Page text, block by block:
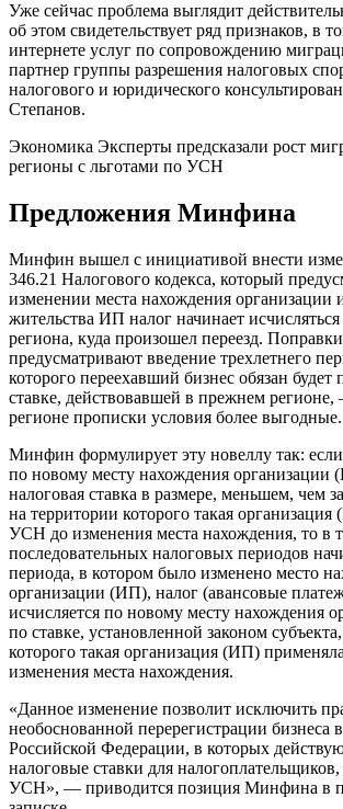
Уже сейчас проблема выглядит
об этом свидетельствует ряд признаков, в
интернете услуг по сопровождению
партнер группы разрешения налоговых
налогового и юридического
Степанов.
Экономика Эксперты предсказали рост
регионы с льготами по УСН
Предложения Минфина
Минфин вышел с инициативой внести
346.21 Налогового кодекса, который
изменении места нахождения организации
жительства ИП налог начинает
региона, куда произошел переезд.
предусматривают введение трехлетнего
которого переехавший бизнес обязан будет
ставке, действовавшей в прежнем
регионе прописки условия более выгодные.
Минфин формулирует эту новеллу так: если
по новому месту нахождения организации
налоговая ставка в размере, меньшем, чем
на территории которого такая
УСН до изменения места нахождения, то в
последовательных налоговых периодов
периода, в котором было изменено место
организации (ИП), налог (авансовые
исчисляется по новому месту нахождения
по ставке, установленной законом
которого такая организация (ИП)
изменения места нахождения.
«Данное изменение позволит исключить
необоснованной перерегистрации бизнеса
Российской Федерации, в которых
налоговые ставки для
УСН», — приводится позиция Минфина в